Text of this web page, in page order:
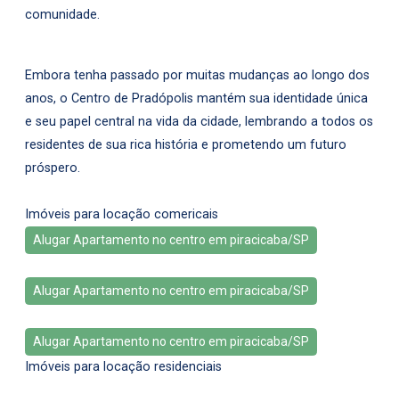
comunidade.
Embora tenha passado por muitas mudanças ao longo dos
anos, o Centro de Pradópolis mantém sua identidade única
e seu papel central na vida da cidade, lembrando a todos os
residentes de sua rica história e prometendo um futuro
próspero.
Imóveis para locação comericais
Alugar Apartamento no centro em piracicaba/SP
Alugar Apartamento no centro em piracicaba/SP
Alugar Apartamento no centro em piracicaba/SP
Imóveis para locação residenciais